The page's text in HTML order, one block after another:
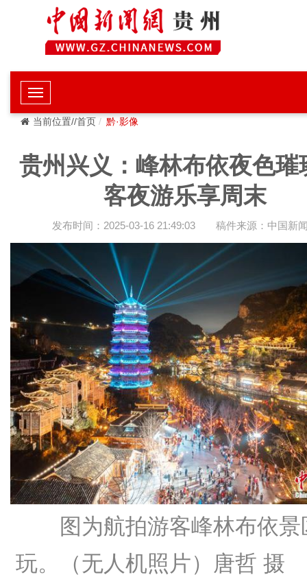
当前位置//首页 黔·影像
贵州兴义：峰林布依夜色璀
客夜游乐享周末
发布时间：2025-03-16 21:49:03 稿件来源：中国新
图为航拍游客峰林布依景
玩。（无人机照片）唐哲 摄